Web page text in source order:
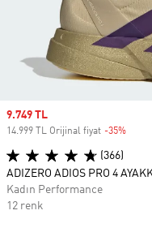
Sale price
9.749 TL
14.999 TL Orijinal fiyat -35%
(366)
ADIZERO ADIOS PRO 4
Kadın Performance
12 renk